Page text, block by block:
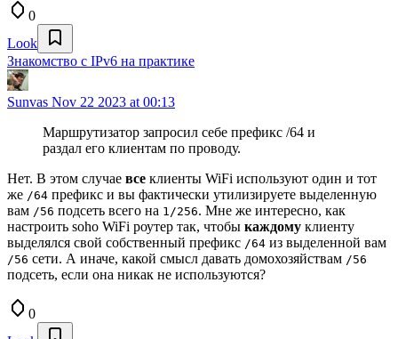
0
Look
Знакомство с IPv6 на практике
Sunvas Nov 22 2023 at 00:13
Маршрутизатор запросил себе префикс /64 и
раздал его клиентам по проводу.
Нет. В этом случае все клиенты WiFi используют один и тот
же /64 префикс и вы фактически утилизируете выделенную
вам /56 подсеть всего на 1/256. Мне же интересно, как
настроить soho WiFi роутер так, чтобы каждому клиенту
выделялся свой собственный префикс /64 из выделенной вам
/56 сети. А иначе, какой смысл давать домохозяйствам /56
подсеть, если она никак не используются?
0